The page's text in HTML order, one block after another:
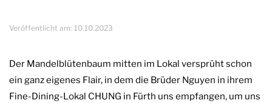
Veröffentlicht am: 10.10.2023
Der Mandelblütenbaum mitten im Lokal versprüht schon
ein ganz eigenes Flair, in dem die Brüder Nguyen in ihrem
Fine-Dining-Lokal CHUNG in Fürth uns empfangen, um uns